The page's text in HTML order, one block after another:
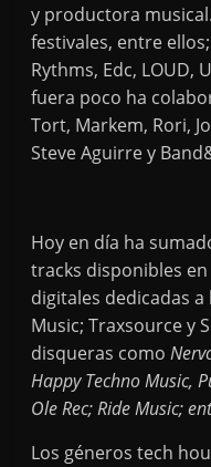
y productora
festivales, entre
Rythms, Edc, LOUD,
fuera poco ha
Tort, Markem, Rori,
Steve Aguirre y
Hoy en día ha
tracks disponibles
digitales dedicadas
Music; Traxsource y
disqueras como
Happy Techno Music,
Ole Rec; Ride Music;
Los géneros tech